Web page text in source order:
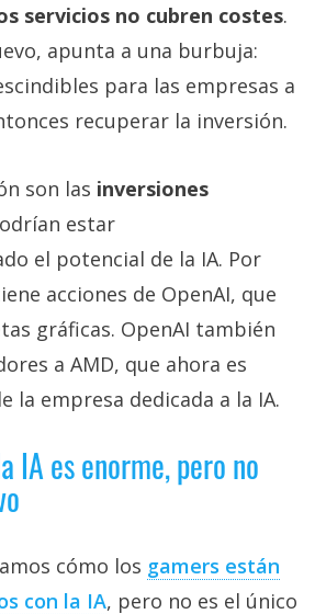
servicios no cubren costes.
apunta a una burbuja:
para las empresas a
recuperar la inversión.
son las inversiones
estar
el potencial de la IA. Por
acciones de OpenAI, que
gráficas. OpenAI también
a AMD, que ahora es
la empresa dedicada a la IA.
IA es enorme, pero no
cómo los gamers están
con la IA‎, pero no es el único